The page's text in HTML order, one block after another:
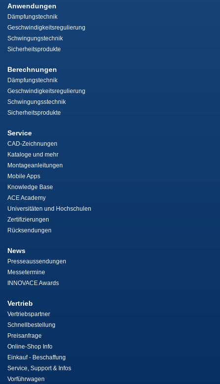
Anwendungen
Dämpfungstechnik
Geschwindigkeitsregulierung
Schwingungstechnik
Sicherheitsprodukte
Berechnungen
Dämpfungstechnik
Geschwindigkeitsregulierung
Schwingungsstechnik
Sicherheitsprodukte
Service
CAD-Zeichnungen
Kataloge und mehr
Montageanleitungen
Mobile Apps
Knowledge Base
ACE Academy
Universitäten und Hochschulen
Zertifizierungen
Rücksendungen
News
Presseaussendungen
Messetermine
INNOVACE Awards
Vertrieb
Vertriebspartner
Schnellbestellung
Preisanfrage
Online-Shop Info
Einkauf - Beschaffung
Service, Support & Infos
Vorführwagen